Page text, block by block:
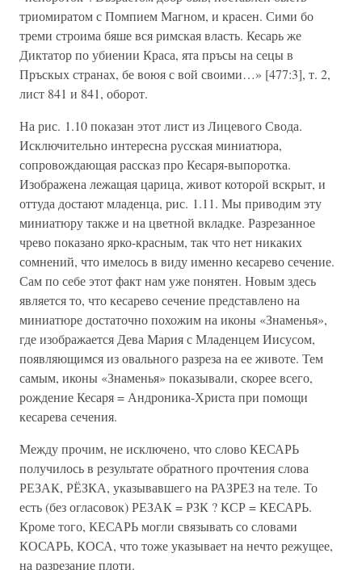
триомиратом с Помпием Магном, и красен. Сими бо
треми строима бяше вся римская власть. Кесарь же
Диктатор по убиении Краса, ята пръсы на сецы в
Пръскых странах, бе воюя с вой своими…» [477:3], т. 2,
лист 841 и 841, оборот.
На рис. 1.10 показан этот лист из Лицевого Свода.
Исключительно интересна русская миниатюра,
сопровождающая рассказ про Кесаря-выпоротка.
Изображена лежащая царица, живот которой вскрыт, и
оттуда достают младенца, рис. 1.11. Мы приводим эту
миниатюру также и на цветной вкладке. Разрезанное
чрево показано ярко-красным, так что нет никаких
сомнений, что имелось в виду именно кесарево сечение.
Сам по себе этот факт нам уже понятен. Новым здесь
является то, что кесарево сечение представлено на
миниатюре достаточно похожим на иконы «Знаменья»,
где изображается Дева Мария с Младенцем Иисусом,
появляющимся из овального разреза на ее животе. Тем
самым, иконы «Знаменья» показывали, скорее всего,
рождение Кесаря = Андроника-Христа при помощи
кесарева сечения.
Между прочим, не исключено, что слово КЕСАРЬ
получилось в результате обратного прочтения слова
РЕЗАК, РЁЗКА, указывавшего на РАЗРЕЗ на теле. То
есть (без огласовок) РЕЗАК = РЗК ? КСР = КЕСАРЬ.
Кроме того, КЕСАРЬ могли связывать со словами
КОСАРЬ, КОСА, что тоже указывает на нечто режущее,
на разрезание плоти.